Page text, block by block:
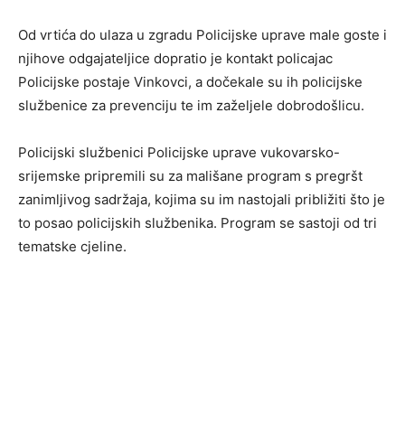
Od vrtića do ulaza u zgradu Policijske uprave male goste i
njihove odgajateljice dopratio je kontakt policajac
Policijske postaje Vinkovci, a dočekale su ih policijske
službenice za prevenciju te im zaželjele dobrodošlicu.
Policijski službenici Policijske uprave vukovarsko-
srijemske pripremili su za mališane program s pregršt
zanimljivog sadržaja, kojima su im nastojali približiti što je
to posao policijskih službenika. Program se sastoji od tri
tematske cjeline.